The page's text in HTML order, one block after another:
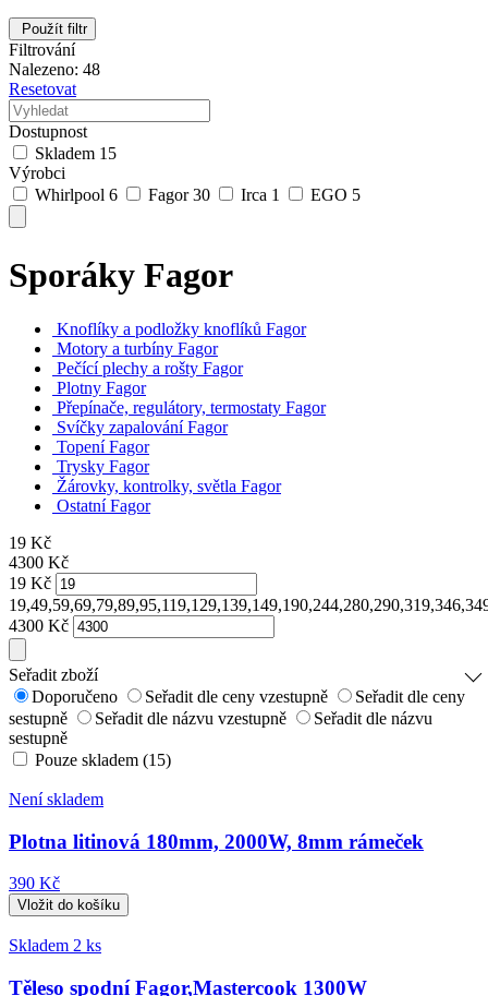
Použít filtr
Filtrování
Nalezeno: 48
Resetovat
Dostupnost
Skladem 15
Výrobci
Whirlpool 6 Fagor 30 Irca 1 EGO 5
Sporáky Fagor
Knoflíky a podložky knoflíků Fagor
Motory a turbíny Fagor
Pečící plechy a rošty Fagor
Plotny Fagor
Přepínače, regulátory, termostaty Fagor
Svíčky zapalování Fagor
Topení Fagor
Trysky Fagor
Žárovky, kontrolky, světla Fagor
Ostatní Fagor
19 Kč
4300 Kč
19 Kč
4300 Kč
Seřadit zboží
Doporučeno
Seřadit dle ceny vzestupně
Seřadit dle ceny
sestupně
Seřadit dle názvu vzestupně
Seřadit dle názvu
sestupně
Pouze skladem (15)
Není skladem
Plotna litinová 180mm, 2000W, 8mm rámeček
390 Kč
Skladem 2 ks
Těleso spodní Fagor,Mastercook 1300W